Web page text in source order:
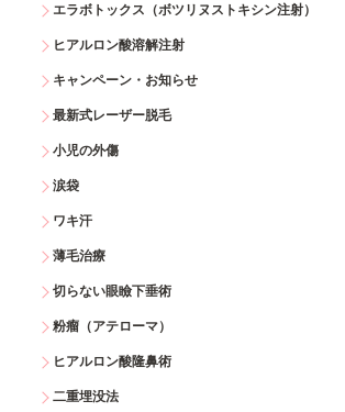
エラボトックス（ボツリヌストキシン注射）
ヒアルロン酸溶解注射
キャンペーン・お知らせ
最新式レーザー脱毛
小児の外傷
涙袋
ワキ汗
薄毛治療
切らない眼瞼下垂術
粉瘤（アテローマ）
ヒアルロン酸隆鼻術
二重埋没法